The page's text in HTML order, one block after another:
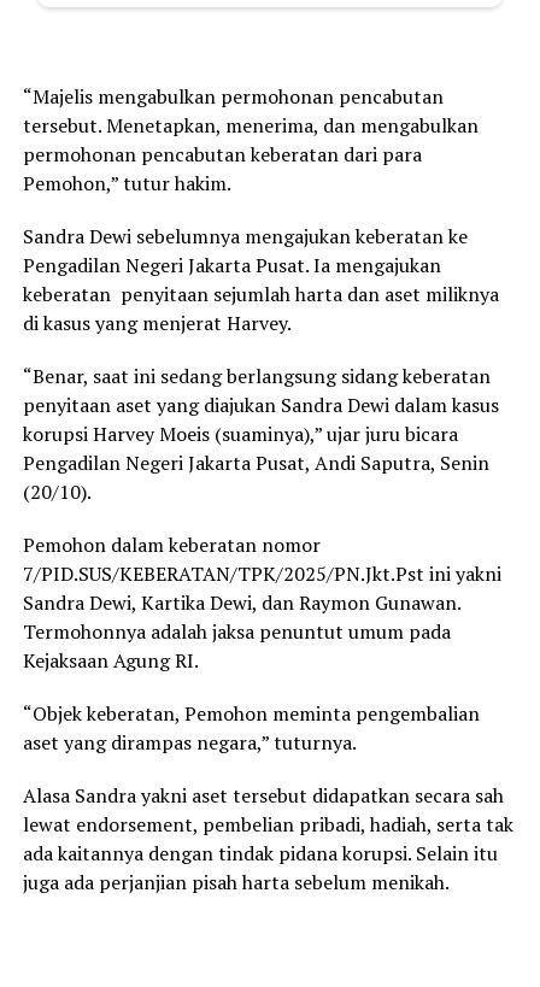
“Majelis mengabulkan permohonan pencabutan
tersebut. Menetapkan, menerima, dan mengabulkan
permohonan pencabutan keberatan dari para
Pemohon,” tutur hakim.
Sandra Dewi sebelumnya mengajukan keberatan ke
Pengadilan Negeri Jakarta Pusat. Ia mengajukan
keberatan penyitaan sejumlah harta dan aset miliknya
di kasus yang menjerat Harvey.
“Benar, saat ini sedang berlangsung sidang keberatan
penyitaan aset yang diajukan Sandra Dewi dalam kasus
korupsi Harvey Moeis (suaminya),” ujar juru bicara
Pengadilan Negeri Jakarta Pusat, Andi Saputra, Senin
(20/10).
Pemohon dalam keberatan nomor
7/PID.SUS/KEBERATAN/TPK/2025/PN.Jkt.Pst ini yakni
Sandra Dewi, Kartika Dewi, dan Raymon Gunawan.
Termohonnya adalah jaksa penuntut umum pada
Kejaksaan Agung RI.
“Objek keberatan, Pemohon meminta pengembalian
aset yang dirampas negara,” tuturnya.
Alasa Sandra yakni aset tersebut didapatkan secara sah
lewat endorsement, pembelian pribadi, hadiah, serta tak
ada kaitannya dengan tindak pidana korupsi. Selain itu
juga ada perjanjian pisah harta sebelum menikah.